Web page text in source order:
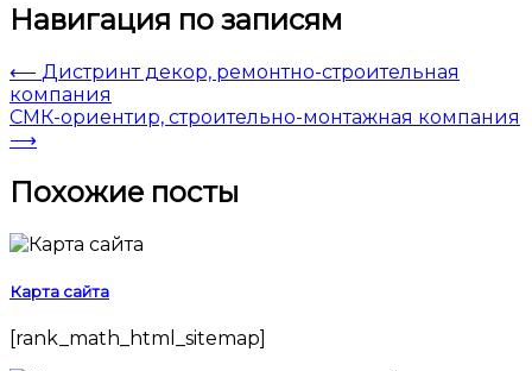
Навигация по записям
⟵ Дистринт декор, ремонтно-строительная
компания
СМК-ориентир, строительно-монтажная компания
⟶
Похожие посты
Карта сайта
[rank_math_html_sitemap]